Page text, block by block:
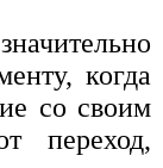
когда
со своим
переход,